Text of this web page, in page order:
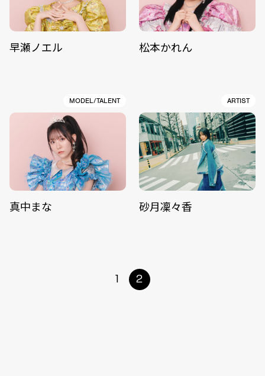
早瀬ノエル 松本かれん
MODEL/TALENT
真中まな
ARTIST
砂月凜々香
1 2